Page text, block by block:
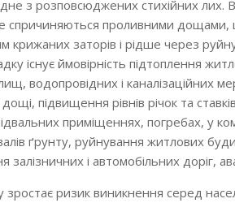
з розповсюджених стихійних
спричиняються проливними дощами,
крижаних заторів і рідше через
існує ймовірність підтоплення
водопровідних і каналізаційних
дощі, підвищення рівнів річок та
приміщеннях, погребах, у
ґрунту, руйнування житлових
залізничних і автомобільних доріг,
ризик виникнення серед